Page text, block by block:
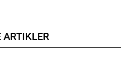
ARTIKLER